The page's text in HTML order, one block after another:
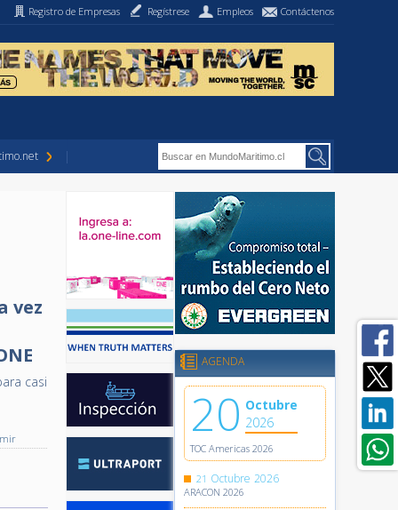
Registro de Empresas Regístrese Empleos Contáctenos
vez
casi
AGENDA
20 Octubre
2026
TOC Americas 2026
21 Octubre 2026
ARACON 2026